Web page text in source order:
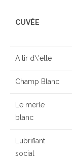
CUVÉE
A tir d\'elle
Champ Blanc
Le merle
blanc
Lubrifiant
social